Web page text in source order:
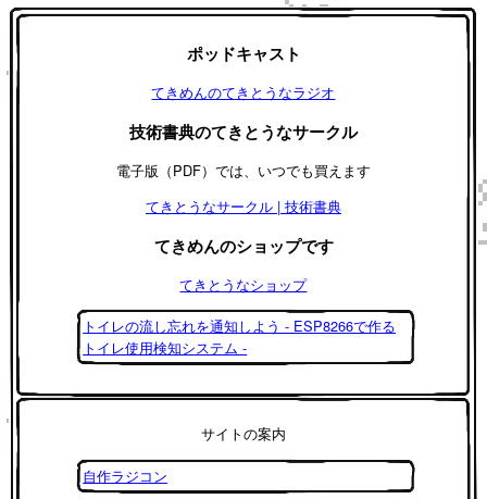
ポッドキャスト
てきめんのてきとうなラジオ
技術書典のてきとうなサークル
電子版（PDF）では、いつでも買えます
てきとうなサークル | 技術書典
てきめんのショップです
てきとうなショップ
トイレの流し忘れを通知しよう - ESP8266で作る
トイレ使用検知システム -
サイトの案内
自作ラジコン